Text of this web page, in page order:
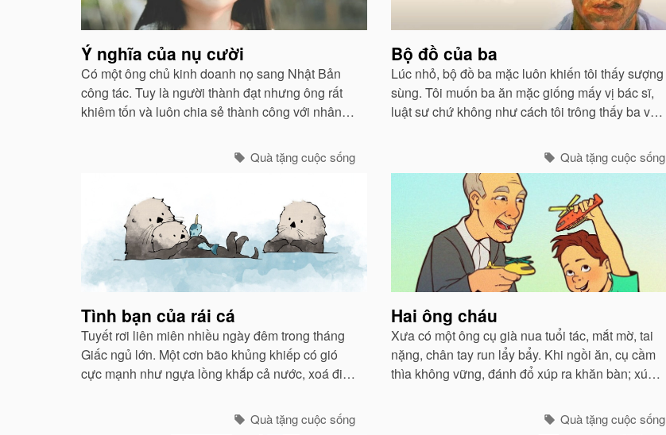
Ý nghĩa của nụ cười
Có một ông chủ kinh doanh nọ sang Nhật Bản
công tác. Tuy là người thành đạt nhưng ông rất
khiêm tốn và luôn chia sẻ thành công với nhân
Quà tặng cuộc sống
Bộ đồ của ba
Lúc nhỏ, bộ đồ ba mặc luôn khiến tôi thấy sượng
sùng. Tôi muốn ba ăn mặc giống mấy vị bác sĩ,
luật sư chứ không như cách tôi trông thấy ba vào
Quà tặng cuộc sống
Tình bạn của rái cá
Tuyết rơi liên miên nhiều ngày đêm trong tháng
Giấc ngủ lớn. Một cơn bão khủng khiếp có gió
cực mạnh như ngựa lồng khắp cả nước, xoá đi
Quà tặng cuộc sống
Hai ông cháu
Xưa có một ông cụ già nua tuổi tác, mắt mờ, tai
nặng, chân tay run lẩy bẩy. Khi ngồi ăn, cụ cầm
thìa không vững, đánh đổ xúp ra khăn bàn; xúp
thế lấy làm tởm, tống cụ ra ngồi một xó...Quà tặng cuộc sống